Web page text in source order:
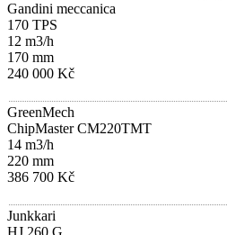
Gandini meccanica
170 TPS
12 m3/h
170 mm
240 000 Kč
GreenMech
ChipMaster CM220TMT
14 m3/h
220 mm
386 700 Kč
Junkkari